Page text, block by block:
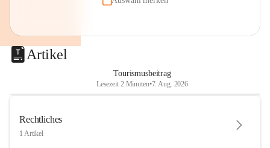
Artikel
Tourismusbeitrag
Lesezeit 2 Minuten•7. Aug. 2026
Rechtliches
1 Artikel